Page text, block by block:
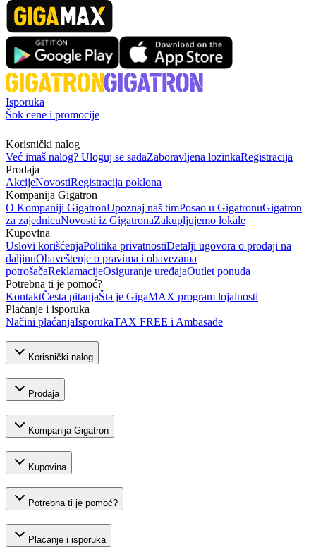
Isporuka
Šok cene i promocije
Korisnički nalog
Već imaš nalog? Uloguj se sadaZaboravljena lozinkaRegistracija
Prodaja
AkcijeNovostiRegistracija poklona
Kompanija Gigatron
O Kompaniji GigatronUpoznaj naš timPosao u GigatronuGigatron
za zajednicuNovosti iz GigatronaZakupljujemo lokale
Kupovina
Uslovi korišćenjaPolitika privatnostiDetalji ugovora o prodaji na
daljinuObaveštenje o pravima i obavezama
potrošačaReklamacijeOsiguranje uređajaOutlet ponuda
Potrebna ti je pomoć?
KontaktČesta pitanjaŠta je GigaMAX program lojalnosti
Plaćanje i isporuka
Načini plaćanjaIsporukaTAX FREE i Ambasade
Korisnički nalog
Prodaja
Kompanija Gigatron
Kupovina
Potrebna ti je pomoć?
Plaćanje i isporuka